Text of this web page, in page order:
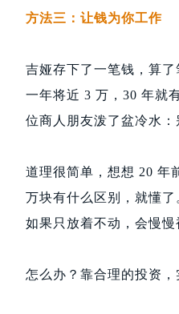
方法三：让钱为你工作
吉娅存下了一笔钱，算了
一年将近 3 万，30 年就
位商人朋友泼了盆冷水：
道理很简单，想想 20 年
万块有什么区别，就懂了
如果只放着不动，会慢慢
怎么办？靠合理的投资，